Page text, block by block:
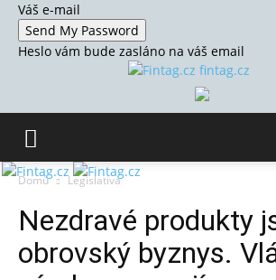
Váš e-mail
Heslo vám bude zasláno na váš email
fintag.cz
Domů Legislativa
Nezdravé produkty
obrovský byznys.